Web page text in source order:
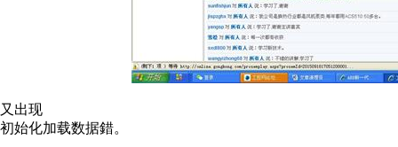
又出现
初始化加载数据錯。